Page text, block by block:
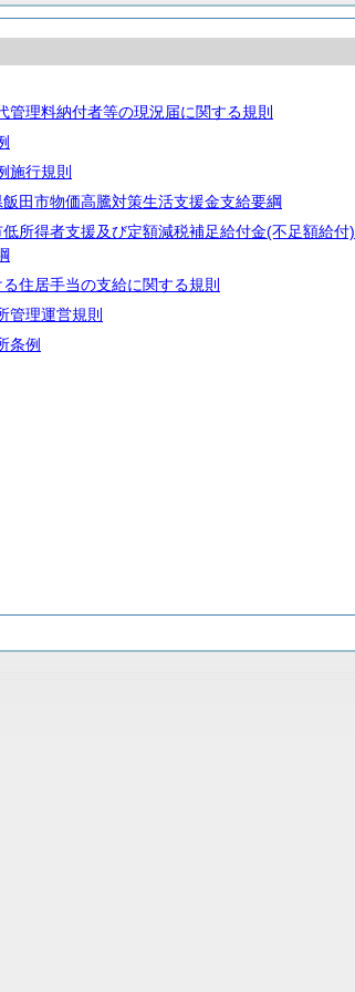
管理料納付者等の現況届に関する規則
施行規則
田市物価高騰対策生活支援金支給要綱
所得者支援及び定額減税補足給付金(不足額給付)
住居手当の支給に関する規則
管理運営規則
条例